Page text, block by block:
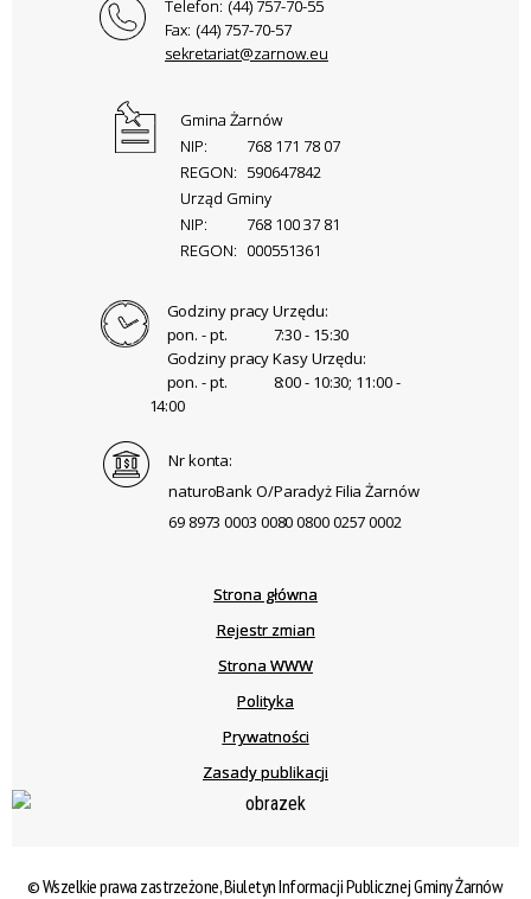
Telefon: (44) 757-70-55
Fax: (44) 757-70-57
sekretariat@zarnow.eu
Gmina Żarnów
NIP:
768 171 78 07
REGON: 590647842
Urząd Gminy
NIP:
768 100 37 81
REGON: 000551361
Godziny pracy Urzędu:
pon. - pt.
7:30 - 15:30
Godziny pracy Kasy Urzędu:
pon. - pt.
8:00 - 10:30; 11:00 -
14:00
Nr konta:
naturoBank O/Paradyż Filia Żarnów
69 8973 0003 0080 0800 0257 0002
Strona główna
Rejestr zmian
Strona WWW
Polityka
Prywatności
Zasady publikacji
© Wszelkie prawa zastrzeżone, Biuletyn Informacji Publicznej Gminy Żarnów